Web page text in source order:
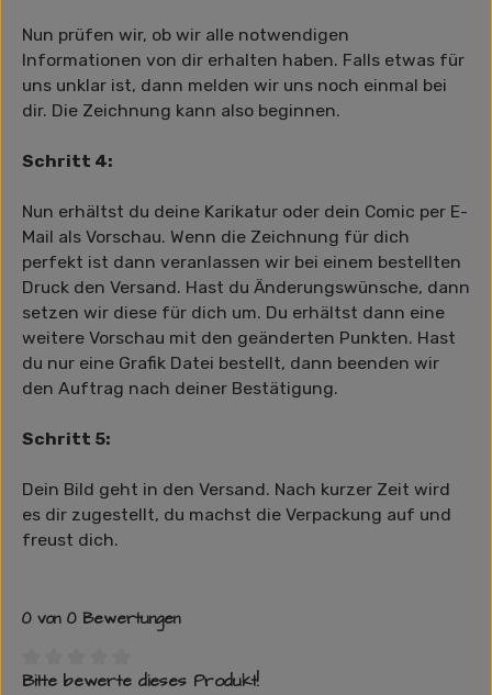
Nun prüfen wir, ob wir alle notwendigen
Informationen von dir erhalten haben. Falls etwas für
uns unklar ist, dann melden wir uns noch einmal bei
dir. Die Zeichnung kann also beginnen.
Schritt 4:
Nun erhältst du deine Karikatur oder dein Comic per E-
Mail als Vorschau. Wenn die Zeichnung für dich
perfekt ist dann veranlassen wir bei einem bestellten
Druck den Versand. Hast du Änderungswünsche, dann
setzen wir diese für dich um. Du erhältst dann eine
weitere Vorschau mit den geänderten Punkten. Hast
du nur eine Grafik Datei bestellt, dann beenden wir
den Auftrag nach deiner Bestätigung.
Schritt 5:
Dein Bild geht in den Versand. Nach kurzer Zeit wird
es dir zugestellt, du machst die Verpackung auf und
freust dich.
0 von 0 Bewertungen
Durchschnittliche Bewertung von 0 von 5 Sternen
Bitte bewerte dieses Produkt!